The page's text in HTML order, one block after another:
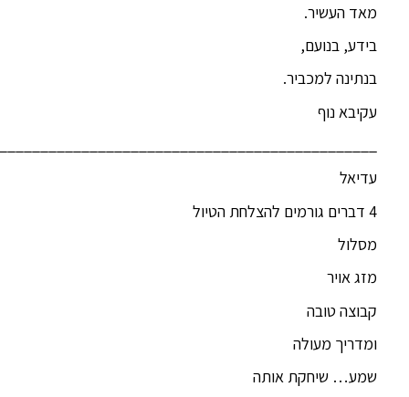
מאד העשיר.
בידע, בנועם,
בנתינה למכביר.
עקיבא נוף
עדיאל
4 דברים גורמים להצלחת הטיול
מסלול
מזג אויר
קבוצה טובה
ומדריך מעולה
שמע… שיחקת אותה